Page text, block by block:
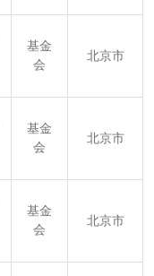
基金
会
北京市
基金
会
北京市
基金
会
北京市